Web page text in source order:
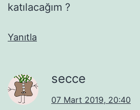
katılacağım ?
Yanıtla
secce
07 Mart 2019, 20:40